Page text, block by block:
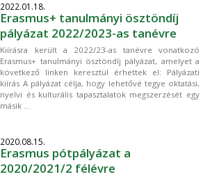
2022.01.18.
Erasmus+ tanulmányi ösztöndíj
pályázat 2022/2023-as tanévre
Kiírásra került a 2022/23-as tanévre vonatkozó
Erasmus+ tanulmányi ösztöndíj pályázat, amelyet a
következő linken keresztül érhettek el: Pályázati
kiírás A pályázat célja, hogy lehetővé tegye oktatási,
nyelvi és kulturális tapasztalatok megszerzését egy
másik ...
2020.08.15.
Erasmus pótpályázat a
2020/2021/2 félévre